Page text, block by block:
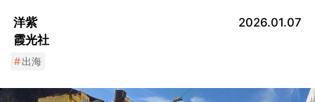
洋紫
霞光社
2026.01.07
#出海